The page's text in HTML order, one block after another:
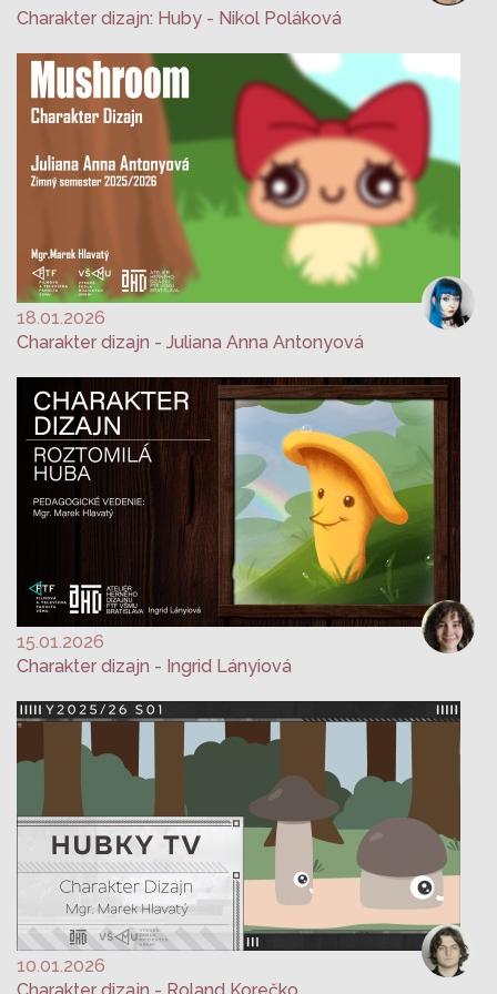
Charakter dizajn: Huby - Nikol Poláková
18.01.2026
Charakter dizajn - Juliana Anna Antonyová
15.01.2026
Charakter dizajn - Ingrid Lányiová
10.01.2026